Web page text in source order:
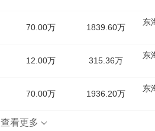
70.00万 1839.60万
东
12.00万 315.36万
东
70.00万 1936.20万
东
查看更多